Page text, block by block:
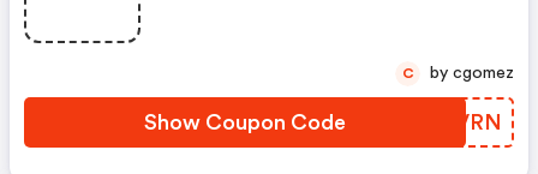
Show Coupon Code QGTVRN
C by cgomez